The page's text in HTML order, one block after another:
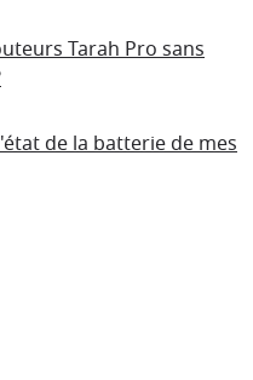
Tarah Pro sans
de la batterie de mes